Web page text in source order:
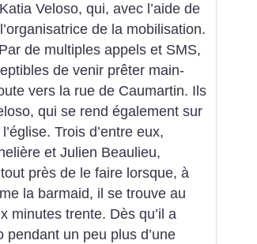
Veloso, qui, avec l’aide de
de la mobilisation.
de multiples appels et SMS,
de venir prêter main-
vers la rue de Caumartin. Ils
qui se rend également sur
Trois d’entre eux,
et Julien Beaulieu,
près de le faire lorsque, à
la barmaid, il se trouve au
minutes trente. Dès qu’il a
un peu plus d’une